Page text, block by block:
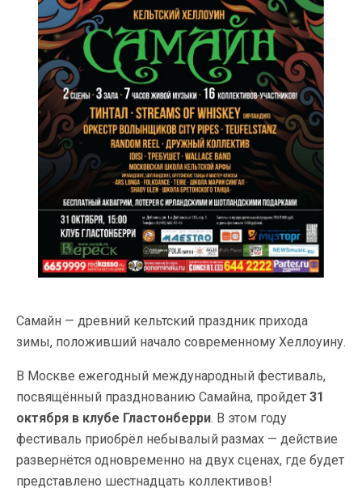
Самайн — древний кельтский праздник прихода
зимы, положивший начало современному Хеллоуину.
В Москве ежегодный международный фестиваль,
посвящённый празднованию Самайна, пройдет 31
октября в клубе Гластонберри. В этом году
фестиваль приобрёл небывалый размах — действие
развернётся одновременно на двух сценах, где будет
представлено шестнадцать коллективов!